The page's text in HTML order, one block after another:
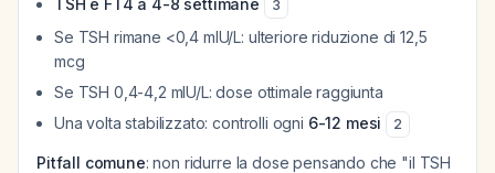
TSH e FT4 a 4-8 settimane 3
Se TSH rimane <0,4 mIU/L: ulteriore riduzione di 12,5
mcg
Se TSH 0,4-4,2 mIU/L: dose ottimale raggiunta
Una volta stabilizzato: controlli ogni 6-12 mesi 2
Pitfall comune: non ridurre la dose pensando che "il TSH